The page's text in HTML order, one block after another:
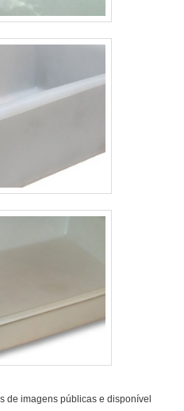
de imagens públicas e disponível